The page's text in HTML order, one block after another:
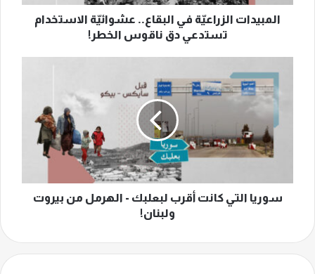
الخطر!
المبيدات الزراعيّة في البقاع.. عشوائيّة الاستخدام
تستدعي دق ناقوس الخطر!
التي
كانت
لبعلبك
الهرمل
بيروت
ولبنان!
سوريا التي كانت أقرب لبعلبك - الهرمل من بيروت
ولبنان!